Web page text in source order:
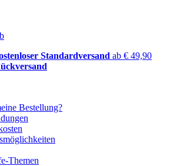
Standardversand ab € 49,90
Bestellung?
Themen